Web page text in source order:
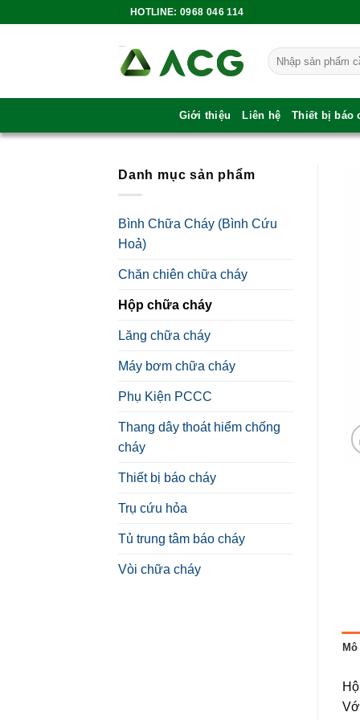
HOTLINE: 0968 046 114
Tìm
kiếm:
Giới thiệu Liên hệ Thiết bị báo
Danh mục sản phẩm
Bình Chữa Cháy (Bình Cứu
Hoả)
Chăn chiên chữa cháy
Hộp chữa cháy
Lăng chữa cháy
Máy bơm chữa cháy
Phụ Kiện PCCC
Thang dây thoát hiểm chống
cháy
Thiết bị báo cháy
Trụ cứu hỏa
Tủ trung tâm báo cháy
Vòi chữa cháy